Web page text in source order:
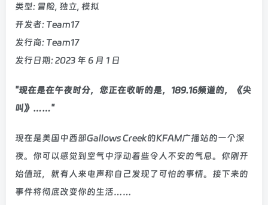
类型: 冒险, 独立, 模拟
开发者: Team17
发行商: Team17
发行日期: 2023 年 6 月 1 日
"现在是在午夜时分，您正在收听的是，189.16频道的，《尖
叫》……"
现在是美国中西部Gallows Creek的KFAM广播站的一个深
夜。你可以感觉到空气中浮动着些令人不安的气息。你刚开
始值班，就有人来电声称自己发现了可怕的事情。接下来的
事件将彻底改变你的生活……